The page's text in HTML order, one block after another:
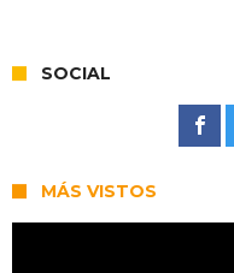
SOCIAL
MÁS VISTOS